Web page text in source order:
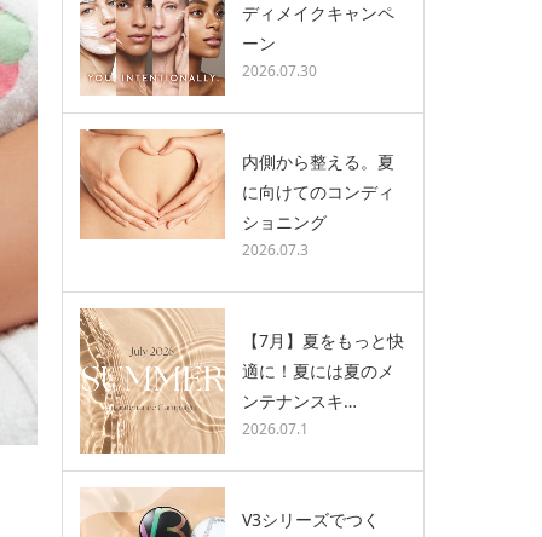
ディメイクキャンペ
ーン
2026.07.30
内側から整える。夏
に向けてのコンディ
ショニング
2026.07.3
【7月】夏をもっと快
適に！夏には夏のメ
ンテナンスキ…
2026.07.1
V3シリーズでつく